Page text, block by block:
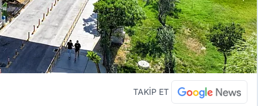
TAKİP ET